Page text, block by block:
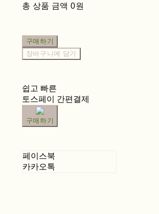
총 상품 금액 0원
구매하기
장바구니에 담기
쉽고 빠른
토스페이 간편결제
구매하기
페이스북
카카오톡